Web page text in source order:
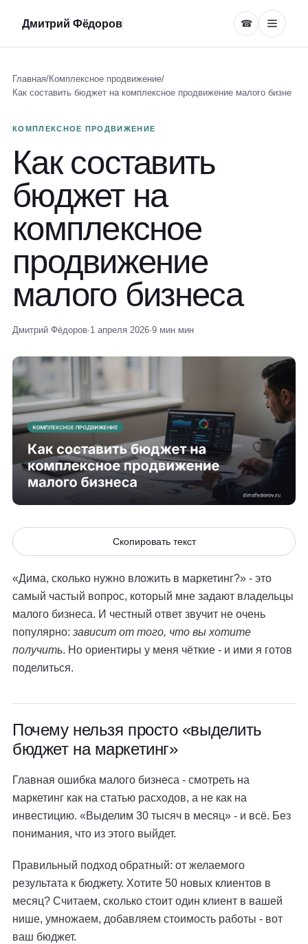
Дмитрий Фёдоров ☎
Главная/Комплексное продвижение/
Как составить бюджет на комплексное продвижение малого бизне
КОМПЛЕКСНОЕ ПРОДВИЖЕНИЕ
Как составить
бюджет на
комплексное
продвижение
малого бизнеса
Дмитрий Фёдоров·1 апреля 2026·9 мин мин
Скопировать текст
«Дима, сколько нужно вложить в маркетинг?» - это
самый частый вопрос, который мне задают владельцы
малого бизнеса. И честный ответ звучит не очень
популярно: зависит от того, что вы хотите
получить. Но ориентиры у меня чёткие - и ими я готов
поделиться.
Почему нельзя просто «выделить
бюджет на маркетинг»
Главная ошибка малого бизнеса - смотреть на
маркетинг как на статью расходов, а не как на
инвестицию. «Выделим 30 тысяч в месяц» - и всё. Без
понимания, что из этого выйдет.
Правильный подход обратный: от желаемого
результата к бюджету. Хотите 50 новых клиентов в
месяц? Считаем, сколько стоит один клиент в вашей
нише, умножаем, добавляем стоимость работы - вот
ваш бюджет.